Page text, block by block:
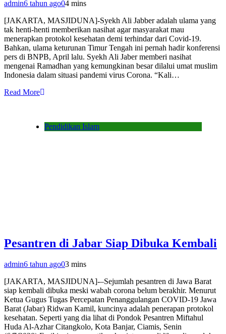
admin6 tahun ago04 mins
[JAKARTA, MASJIDUNA]-Syekh Ali Jabber adalah ulama yang
tak henti-henti memberikan nasihat agar masyarakat mau
menerapkan protokol kesehatan demi terhindar dari Covid-19.
Bahkan, ulama keturunan Timur Tengah ini pernah hadir konferensi
pers di BNPB, April lalu. Syekh Ali Jaber memberi nasihat
mengenai Ramadhan yang kemungkinan besar dilalui umat muslim
Indonesia dalam situasi pandemi virus Corona. “Kali…
Read More
Pendidikan Islam
Pesantren di Jabar Siap Dibuka Kembali
admin6 tahun ago03 mins
[JAKARTA, MASJIDUNA]-–Sejumlah pesantren di Jawa Barat
siap kembali dibuka meski wabah corona belum berakhir. Menurut
Ketua Gugus Tugas Percepatan Penanggulangan COVID-19 Jawa
Barat (Jabar) Ridwan Kamil, kuncinya adalah penerapan protokol
kesehatan. Seperti yang dia lihat di Pondok Pesantren Miftahul
Huda Al-Azhar Citangkolo, Kota Banjar, Ciamis, Senin